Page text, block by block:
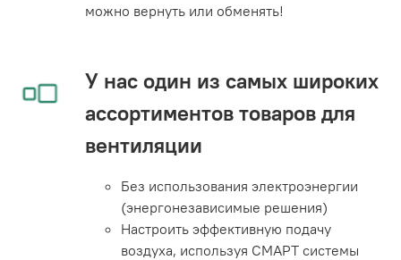
можно вернуть или обменять!
У нас один из самых широких
ассортиментов товаров для
вентиляции
Без использования электроэнергии
(энергонезависимые решения)
Настроить эффективную подачу
воздуха, используя СМАРТ системы